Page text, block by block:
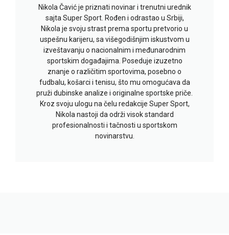
Nikola Čavić je priznati novinar i trenutni urednik
sajta Super Sport. Rođen i odrastao u Srbiji,
Nikola je svoju strast prema sportu pretvorio u
uspešnu karijeru, sa višegodišnjim iskustvom u
izveštavanju o nacionalnim i međunarodnim
sportskim događajima. Poseduje izuzetno
znanje o različitim sportovima, posebno o
fudbalu, košarci i tenisu, što mu omogućava da
pruži dubinske analize i originalne sportske priče.
Kroz svoju ulogu na čelu redakcije Super Sport,
Nikola nastoji da održi visok standard
profesionalnosti i tačnosti u sportskom
novinarstvu.